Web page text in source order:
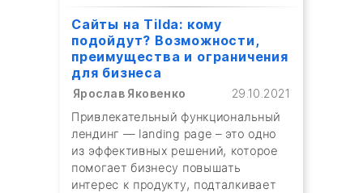
Сайты на Tilda: кому
подойдут? Возможности,
преимущества и ограничения
для бизнеса
Ярослав Яковенко
29.10.2021
Привлекательный функциональный
лендинг — landing page – это одно
из эффективных решений, которое
помогает бизнесу повышать
интерес к продукту, подталкивает